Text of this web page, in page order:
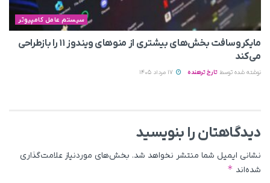
سیستم عامل کامپیوتر
مایکروسافت بخش‌های بیشتری از منوهای ویندوز ۱۱ را بازطراحی
می‌کند
نوشته شده توسط تارخ ترهنده
دیدگاهتان را بنویسید
نشانی ایمیل شما منتشر نخواهد شد. بخش‌های موردنیاز علامت‌گذاری
شده‌اند *